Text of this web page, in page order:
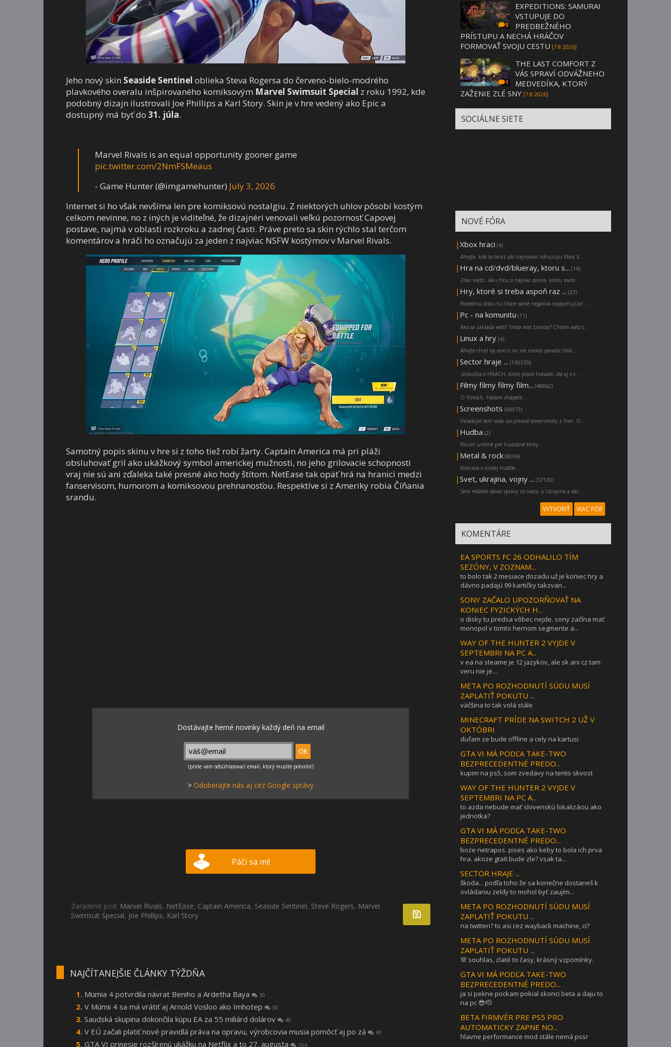
Jeho nový skin Seaside Sentinel oblieka Steva Rogersa do červeno-bielo-modrého
plavkového overalu inšpirovaného komiksovým Marvel Swimsuit Special z roku 1992, kde
podobný dizajn ilustrovali Joe Phillips a Karl Story. Skin je v hre vedený ako Epic a
dostupný má byť do 31. júla.
Marvel Rivals is an equal opportunity gooner game
pic.twitter.com/2NmFSMeaus
- Game Hunter (@imgamehunter) July 3, 2026
Internet si ho však nevšíma len pre komiksovú nostalgiu. Z niektorých uhlov pôsobí kostým
celkom nevinne, no z iných je viditeľné, že dizajnéri venovali veľkú pozornosť Capovej
postave, najmä v oblasti rozkroku a zadnej časti. Práve preto sa skin rýchlo stal terčom
komentárov a hráči ho označujú za jeden z najviac NSFW kostýmov v Marvel Rivals.
Samotný popis skinu v hre si z toho tiež robí žarty. Captain America má pri pláži
obsluhovať gril ako ukážkový symbol americkej mužnosti, no jeho grilovacie schopnosti
vraj nie sú ani zďaleka také presné ako hody štítom. NetEase tak opäť hrá na hranici medzi
fanservisom, humorom a komiksovou prehnanosťou. Respektíve si z Ameriky robia Číňania
srandu.
> Odoberajte nás aj cez Google správy
Páči sa mi!
Zaradené pod: Marvel Rivals, NetEase, Captain America, Seaside Sentinel, Steve Rogers, Marvel
Swimsuit Special, Joe Phillips, Karl Story
NAJČÍTANEJŠIE ČLÁNKY TÝŽDŇA
Múmia 4 potvrdila návrat Beniho a Ardetha Baya 30
V Múmii 4 sa má vrátiť aj Arnold Vosloo ako Imhotep 30
Saudská skupina dokončila kúpu EA za 55 miliárd dolárov 48
V EÚ začali platiť nové pravidlá práva na opravu, výrobcovia musia pomôcť aj po zá 49
GTA VI prinesie rozšírenú ukážku na Netflix a to 27. augusta 104
0
EXPEDITIONS: SAMURAI
VSTUPUJE DO
PREDBEŽNÉHO
PRÍSTUPU A NECHÁ HRÁČOV
FORMOVAŤ SVOJU CESTU [7.8 2026]
1
THE LAST COMFORT Z
VÁS SPRAVÍ ODVÁŽNEHO
MEDVEDÍKA, KTORÝ
ZAŽENIE ZLÉ SNY [7.8 2026]
SOCIÁLNE SIETE
NOVÉ FÓRA
| Xbox hraci (4)
Ahojte, kde sa teraz pls najnovsie zdruzuju Xbox S...
| Hra na cd/dvd/blueray, ktoru s... (14)
Zdar vsetci. Aku hru si najviac cenite, ktoru mate...
| Hry, ktoré si treba aspoň raz ... (23)
Poslednú dobu tu čítam samé negatíva ovplyvňujúce ...
| Pc - na komunitu (11)
Ako sa zakladá web? Treba mať živnosť? Chcem web s...
| Linux a hry (4)
Ahojte chcel by som ci mi vie niekto poradiť čítal...
| Sector hraje ... (130355)
:diskoška o HRACH, ktore prave hravate, ale aj o t...
| Filmy filmy filmy film... (48862)
O filmoch. Hádam chápete....
| Screenshots (66973)
Vkladajte sem vaše zaujímavé screenshoty z hier. O...
| Hudba (2)
Fórum určené pre hudobné témy...
| Metal & rock (8096)
diskusia o tvrdej hudbe...
| Svet, ukrajina, vojny ... (57130)
Sem môžete dávať správy zo sveta, o Ukrajine a ďal...
VYTVORIŤ VIAC FÓR
KOMENTÁRE
EA SPORTS FC 26 ODHALILO TÍM
SEZÓNY, V ZOZNAM...
to bolo tak 2 mesiace dozadu už je koniec hry a
dávno padajú 99 kartičky takzvan...
SONY ZAČALO UPOZORŇOVAŤ NA
KONIEC FYZICKÝCH H...
o disky tu predsa vôbec nejde. sony začína mať
monopol v tomto hernom segmente a...
WAY OF THE HUNTER 2 VYJDE V
SEPTEMBRI NA PC A...
v ea na steame je 12 jazykov, ale sk ani cz tam
veru nie je…
META PO ROZHODNUTÍ SÚDU MUSÍ
ZAPLATIŤ POKUTU ...
väčšina to tak volá stále
MINECRAFT PRÍDE NA SWITCH 2 UŽ V
OKTÓBRI
dufam ze bude offline a cely na kartusi
GTA VI MÁ PODĽA TAKE-TWO
BEZPRECEDENTNÉ PREDO...
kupim na ps5, som zvedavy na tento skvost
WAY OF THE HUNTER 2 VYJDE V
SEPTEMBRI NA PC A...
to azda nebude mať slovenskú lokalizáciu ako
jednotka?
GTA VI MÁ PODĽA TAKE-TWO
BEZPRECEDENTNÉ PREDO...
boze netrapos. pises ako keby to bola ich prva
hra. akoze gta6 bude zle? vsak ta...
SECTOR HRAJE ...
škoda... podľa toho že sa konečne dostaneš k
ovládaniu zeldy to mohol byť zaujím...
META PO ROZHODNUTÍ SÚDU MUSÍ
ZAPLATIŤ POKUTU ...
na twitteri? to asi cez wayback machine, ci?
META PO ROZHODNUTÍ SÚDU MUSÍ
ZAPLATIŤ POKUTU ...
💯 souhlas, zlaté to časy, krásný vzpomínky.
GTA VI MÁ PODĽA TAKE-TWO
BEZPRECEDENTNÉ PREDO...
ja si pekne pockam pokial skonci beta a daju to
na pc 😎🫡
BETA FIRMVÉR PRE PS5 PRO
AUTOMATICKY ZAPNE NO...
hlavne performance mod stále nemá pssr